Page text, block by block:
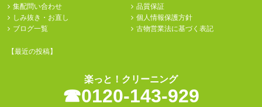
集配問い合わせ
しみ抜き・お直し
ブログ一覧
品質保証
個人情報保護方針
古物営業法に基づく表記
【最近の投稿】
楽っと！クリーニング
☎︎0120-143-929